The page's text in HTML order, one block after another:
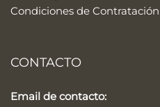
Condiciones de Contratación
CONTACTO
Email de contacto: